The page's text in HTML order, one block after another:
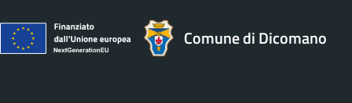
Comune di Dicomano